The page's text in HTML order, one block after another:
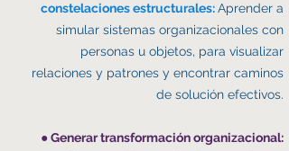
constelaciones estructurales:Aprender a
simular sistemas organizacionales con
personas u objetos, para visualizar
relaciones y patrones y encontrar caminos
de solución efectivos.
● Generar transformación organizacional: